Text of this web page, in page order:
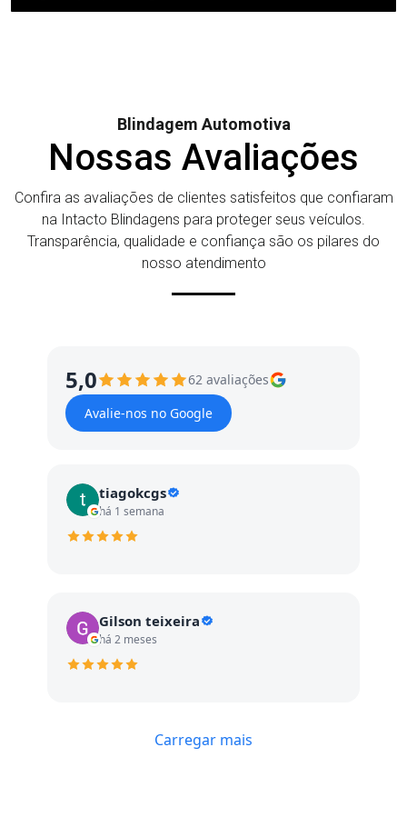
Blindagem Automotiva
Nossas Avaliações
Confira as avaliações de clientes satisfeitos que confiaram
na Intacto Blindagens para proteger seus veículos.
Transparência, qualidade e confiança são os pilares do
nosso atendimento
5,0
62 avaliações
Avalie-nos no Google
tiagokcgs
há 1 semana
Gilson teixeira
há 2 meses
Carregar mais